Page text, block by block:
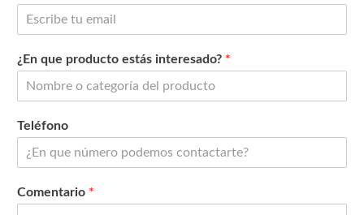
¿En que producto estás interesado? *
Teléfono
Comentario *